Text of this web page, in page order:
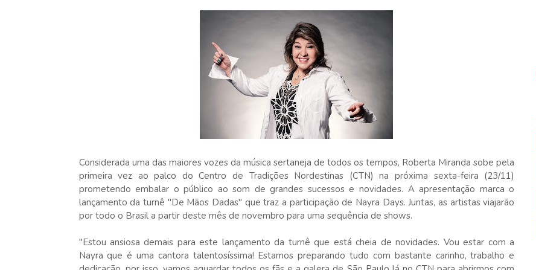
Considerada uma das maiores vozes da música sertaneja de todos os tempos, Roberta Miranda sobe pela
primeira vez ao palco do Centro de Tradições Nordestinas (CTN) na próxima sexta-feira (23/11)
prometendo embalar o público ao som de grandes sucessos e novidades. A apresentação marca o
lançamento da turnê "De Mãos Dadas" que traz a participação de Nayra Days. Juntas, as artistas viajarão
por todo o Brasil a partir deste mês de novembro para uma sequência de shows.
"Estou ansiosa demais para este lançamento da turnê que está cheia de novidades. Vou estar com a
Nayra que é uma cantora talentosíssima! Estamos preparando tudo com bastante carinho, trabalho e